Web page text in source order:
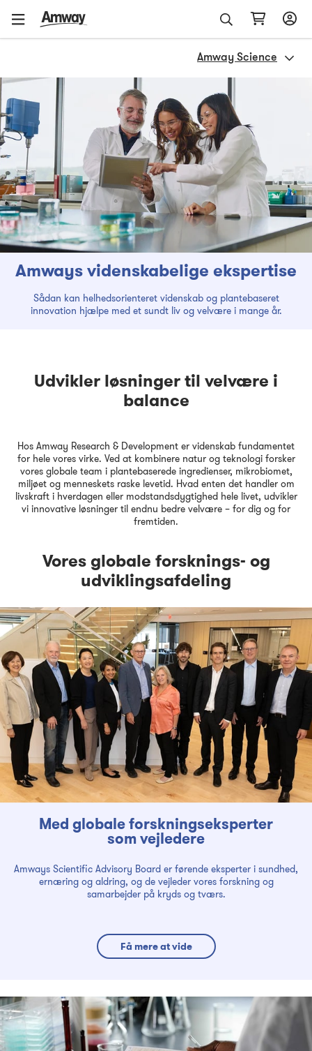
Amway Science
Amways videnskabelige ekspertise
Sådan kan helhedsorienteret videnskab og plantebaseret
innovation hjælpe med et sundt liv og velvære i mange år.
Udvikler løsninger til velvære i
balance
Hos Amway Research & Development er videnskab fundamentet
for hele vores virke. Ved at kombinere natur og teknologi forsker
vores globale team i plantebaserede ingredienser, mikrobiomet,
miljøet og menneskets raske levetid. Hvad enten det handler om
livskraft i hverdagen eller modstandsdygtighed hele livet, udvikler
vi innovative løsninger til endnu bedre velvære – for dig og for
fremtiden.
Vores globale forsknings- og
udviklingsafdeling
Med globale forskningseksperter
som vejledere
Amways Scientific Advisory Board er førende eksperter i sundhed,
ernæring og aldring, og de vejleder vores forskning og
samarbejder på kryds og tværs.
Få mere at vide